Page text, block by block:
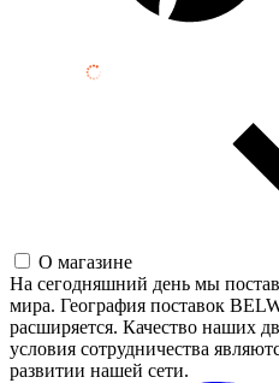
О магазине
На сегодняшний день мы
мира. География поставок
расширяется. Качество наших
условия сотрудничества
развитии нашей сети.